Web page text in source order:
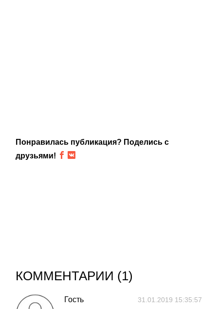
Понравилась публикация? Поделись с
друзьями!
КОММЕНТАРИИ (1)
Гость 31.01.2019 15:35:57